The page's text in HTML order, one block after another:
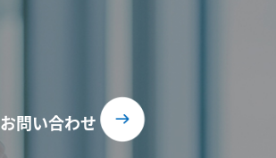
お問い合わせ